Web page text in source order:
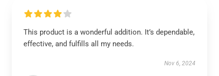
This product is a wonderful addition. It’s dependable,
effective, and fulfills all my needs.
Nov 6, 2024